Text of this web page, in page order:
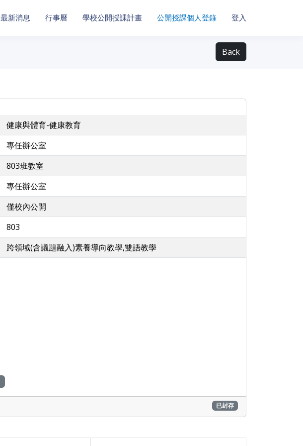
最新消息 行事曆 學校公開授課計畫 公開授課個人登錄 登入
Back
健康與體育-健康教育
專任辦公室
803班教室
專任辦公室
僅校內公開
803
跨領域(含議題融入)素養導向教學,雙語教學
已封存